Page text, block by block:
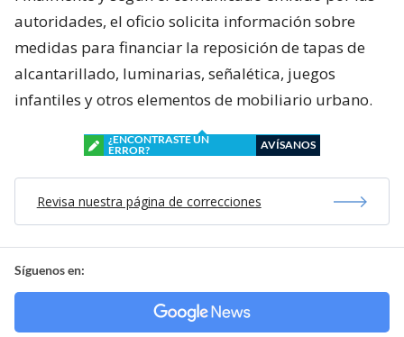
autoridades, el oficio solicita información sobre
medidas para financiar la reposición de tapas de
alcantarillado, luminarias, señalética, juegos
infantiles y otros elementos de mobiliario urbano.
¿ENCONTRASTE UN
ERROR?
AVÍSANOS
Revisa nuestra página de correcciones
Síguenos en: